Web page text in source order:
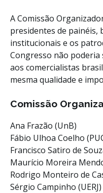
A Comissão
presidentes de painéis,
institucionais e os
Congresso não poderia
aos comercialistas
mesma qualidade e
Comissão
Ana Frazão (UnB)
Fábio Ulhoa Coelho
Francisco Satiro de
Maurício Moreira
Rodrigo Monteiro de
Sérgio Campinho (UERJ)